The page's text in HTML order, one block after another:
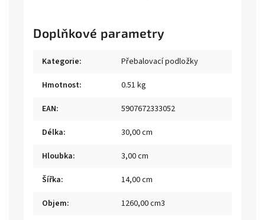
Doplňkové parametry
Kategorie:
Přebalovací podložky
Hmotnost:
0.51 kg
EAN:
5907672333052
Délka:
30,00 cm
Hloubka:
3,00 cm
Šířka:
14,00 cm
Objem: 1260,00 cm3